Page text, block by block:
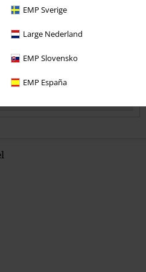
EMP Sverige
Large Nederland
EMP Slovensko
EMP España